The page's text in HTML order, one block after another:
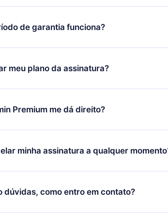
de garantia funciona?
satisfeito com nossa plataforma, basta entrar
(
contato@12min.com
) em até 7 dias após
meu plano da assinatura?
decidiu mudar sua assinatura mensal para
o plano anual, o novo plano só será aplicado e
Premium me dá direito?
em 3 línguas (Inglês, espanhol e
momento através do nosso aplicativo
minha assinatura a qualquer
e o próximo ciclo de cobrança não ocorrerá.
dúvidas, como entro em contato?